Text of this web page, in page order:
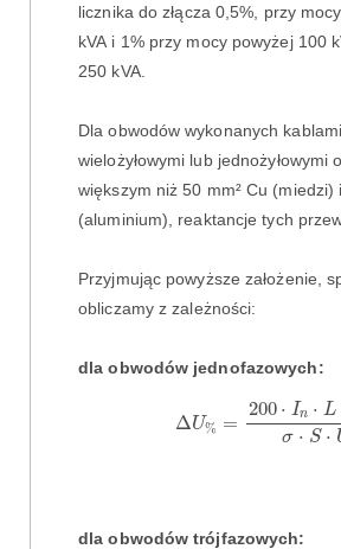
licznika do złącza 0,5%, przy
kVA i 1% przy mocy powyżej 100 kVA, a
250 kVA.
Dla obwodów wykonanych
wielożyłowymi lub jednożyłowymi
większym niż 50 mm² Cu (miedzi)
(aluminium), reaktancje
Przyjmując powyższe założenie,
obliczamy z zależności:
dla obwodów jednofazowych:
ΔU% =
200 ⋅ In ⋅ L
σ ⋅ S ⋅
200⋅In L cos
dla obwodów trójfazowych: